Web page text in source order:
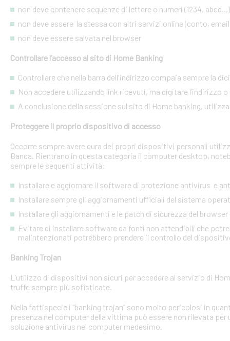
non deve contenere sequenze di lettere o numeri (1234, abcd...)
non deve essere la stessa con altri servizi online (conto,
non deve essere salvata nel browser
Controllare l’accesso al sito di Home Banking
Controllare che nella barra dell'indirizzo compaia sempre la
Non accedere utilizzando link ricevuti, ma digitare l’indirizzo
A conclusione della sessione sul sito di Home banking,
Proteggere il proprio dispositivo di accesso
Occorre sempre avere cura dei propri dispositivi personali
Banca. Rientrano in questa categoria il computer desktop,
sempre le seguenti attività:
Installare e aggiornare il software di protezione antivirus e
Installare sempre gli aggiornamenti ufficiali del sistema
Installare gli aggiornamenti e le patch di sicurezza del
Evitare di installare software da fonti non attendibili che
malintenzionati potrebbero prendere il controllo del
Banking Trojan
L’utilizzo di dispositivi non sicuri per accedere al servizio di
truffe sempre più sofisticate.
Nella fattispecie i “banking trojan” sono molto pericolosi in
presenza nel computer della vittima può essere non rilevata
soluzione antivirus nel computer medesimo.